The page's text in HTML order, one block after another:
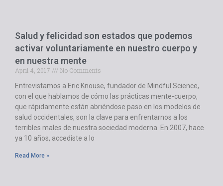
Salud y felicidad son estados que podemos
activar voluntariamente en nuestro cuerpo y
en nuestra mente
April 4, 2017
No Comments
Entrevistamos a Eric Knouse, fundador de Mindful Science,
con el que hablamos de cómo las prácticas mente-cuerpo,
que rápidamente están abriéndose paso en los modelos de
salud occidentales, son la clave para enfrentarnos a los
terribles males de nuestra sociedad moderna. En 2007, hace
ya 10 años, accediste a lo
Read More »